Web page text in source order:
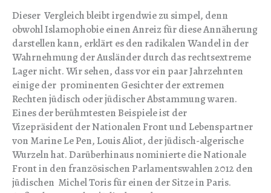
Dieser Vergleich bleibt irgendwie zu simpel, denn
obwohl Islamophobie einen Anreiz für diese Annäherung
darstellen kann, erklärt es den radikalen Wandel in der
Wahrnehmung der Ausländer durch das rechtsextreme
Lager nicht. Wir sehen, dass vor ein paar Jahrzehnten
einige der prominenten Gesichter der extremen
Rechten jüdisch oder jüdischer Abstammung waren.
Eines der berühmtesten Beispiele ist der
Vizepräsident der Nationalen Front und Lebenspartner
von Marine Le Pen, Louis Aliot, der jüdisch-algerische
Wurzeln hat. Darüberhinaus nominierte die Nationale
Front in den französischen Parlamentswahlen 2012 den
jüdischen Michel Toris für einen der Sitze in Paris.